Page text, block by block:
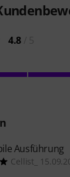
4.8
Ausführung
Cellist_